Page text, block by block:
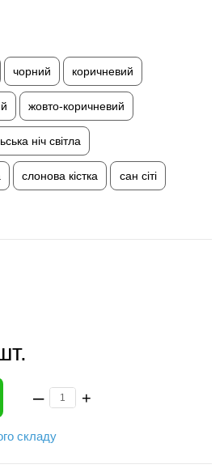
чорний коричневий
жовто-коричневий
ніч світла
слонова кістка сан сіті
– +
складу